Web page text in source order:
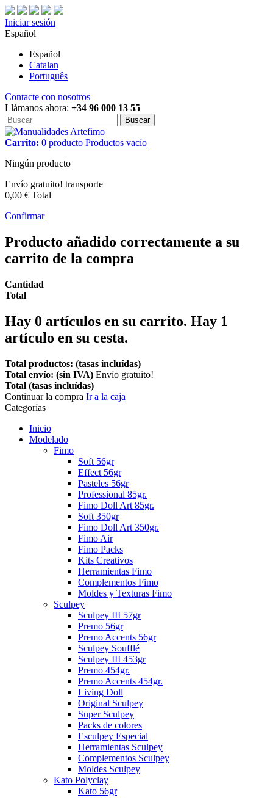
Iniciar sesión
Español
Español
Catalan
Português
Contacte con nosotros
Llámanos ahora: +34 96 000 13 55
Buscar
Carrito: 0 producto Productos vacío
Ningún producto
Envío gratuito! transporte
0,00 € Total
Confirmar
Producto añadido correctamente a su
carrito de la compra
Cantidad
Total
Hay 0 artículos en su carrito. Hay 1
artículo en su cesta.
Total productos: (tasas incluídas)
Total envío: (sin IVA) Envío gratuito!
Total (tasas incluídas)
Continuar la compra Ir a la caja
Categorías
Inicio
Modelado
Fimo
Soft 56gr
Effect 56gr
Pasteles 56gr
Professional 85gr.
Fimo Doll Art 85gr.
Soft 350gr
Fimo Doll Art 350gr.
Fimo Air
Fimo Packs
Kits Creativos
Herramientas Fimo
Complementos Fimo
Moldes y Texturas Fimo
Sculpey
Sculpey III 57gr
Premo 56gr
Premo Accents 56gr
Sculpey Soufflé
Sculpey III 453gr
Premo 454gr.
Premo Accents 454gr.
Living Doll
Original Sculpey
Super Sculpey
Packs de colores
Esculpey Especial
Herramientas Sculpey
Complementos Sculpey
Moldes Sculpey
Kato Polyclay
Kato 56gr